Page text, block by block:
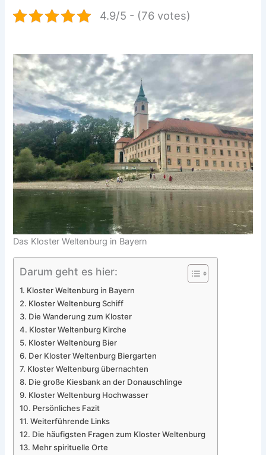
4.9/5 - (76 votes)
Das Kloster Weltenburg in Bayern
Darum geht es hier:
Kloster Weltenburg in Bayern
Kloster Weltenburg Schiff
Die Wanderung zum Kloster
Kloster Weltenburg Kirche
Kloster Weltenburg Bier
Der Kloster Weltenburg Biergarten
Kloster Weltenburg übernachten
Die große Kiesbank an der Donauschlinge
Kloster Weltenburg Hochwasser
Persönliches Fazit
Weiterführende Links
Die häufigsten Fragen zum Kloster Weltenburg
Mehr spirituelle Orte